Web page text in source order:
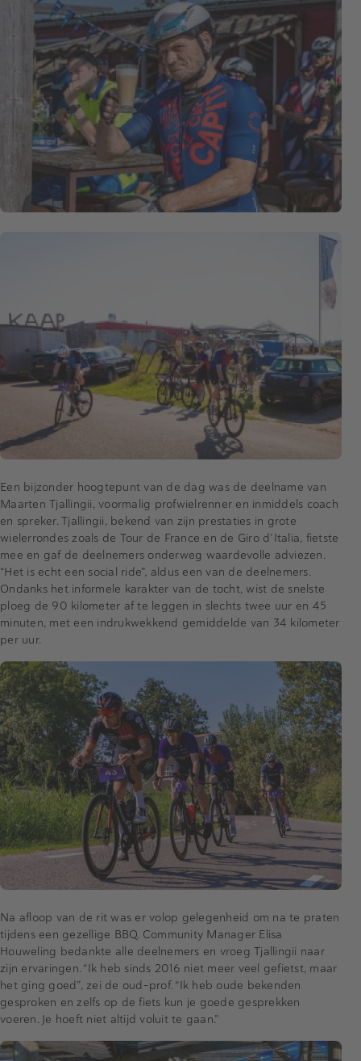
Een bijzonder hoogtepunt van de dag was de deelname van
Maarten Tjallingii, voormalig profwielrenner en inmiddels coach
en spreker. Tjallingii, bekend van zijn prestaties in grote
wielerrondes zoals de Tour de France en de Giro d’Italia, fietste
mee en gaf de deelnemers onderweg waardevolle adviezen.
“Het is echt een social ride”, aldus een van de deelnemers.
Ondanks het informele karakter van de tocht, wist de snelste
ploeg de 90 kilometer af te leggen in slechts twee uur en 45
minuten, met een indrukwekkend gemiddelde van 34 kilometer
per uur.
Na afloop van de rit was er volop gelegenheid om na te praten
tijdens een gezellige BBQ. Community Manager Elisa
Houweling bedankte alle deelnemers en vroeg Tjallingii naar
zijn ervaringen. “Ik heb sinds 2016 niet meer veel gefietst, maar
het ging goed”, zei de oud-prof. “Ik heb oude bekenden
gesproken en zelfs op de fiets kun je goede gesprekken
voeren. Je hoeft niet altijd voluit te gaan.”